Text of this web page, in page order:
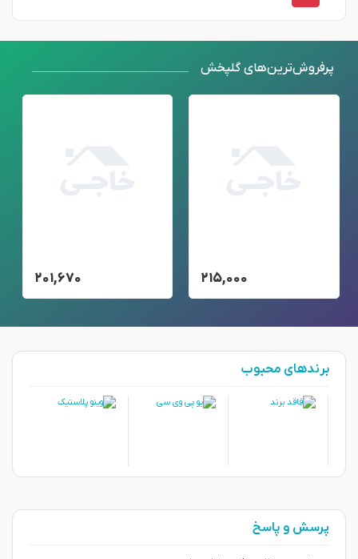
پرفروش‌ترین‌های گلپخش
۲۱۵,۰۰۰ ۲۰۱,۶۷۰
برندهای محبوب
پرسش و پاسخ